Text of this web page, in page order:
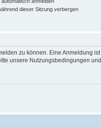
dieser Sitzung verbergen
zu können. Eine Anmeldung
unsere Nutzungsbedingungen